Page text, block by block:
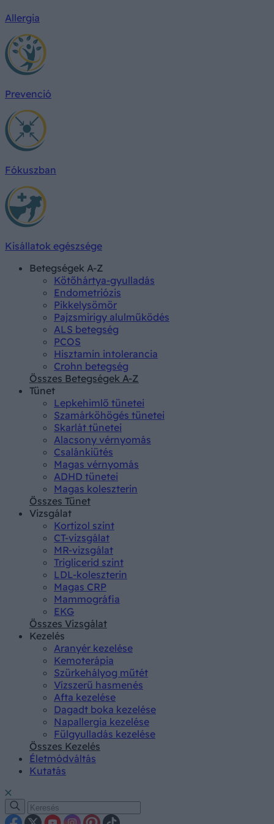
Allergia
Prevenció
Fókuszban
Kisállatok egészsége
Betegségek A-Z
Kötőhártya-gyulladás
Endometriózis
Pikkelysömör
Pajzsmirigy alulműködés
ALS betegség
PCOS
Hisztamin intolerancia
Crohn betegség
Összes Betegségek A-Z
Tünet
Lepkehimlő tünetei
Szamárköhögés tünetei
Skarlát tünetei
Alacsony vérnyomás
Csalánkiütés
Magas vérnyomás
ADHD tünetei
Magas koleszterin
Összes Tünet
Vizsgálat
Kortizol szint
CT-vizsgálat
MR-vizsgálat
Triglicerid szint
LDL-koleszterin
Magas CRP
Mammográfia
EKG
Összes Vizsgálat
Kezelés
Aranyér kezelése
Kemoterápia
Szürkehályog műtét
Vízszerű hasmenés
Afta kezelése
Dagadt boka kezelése
Napallergia kezelése
Fülgyulladás kezelése
Összes Kezelés
Életmódváltás
Kutatás